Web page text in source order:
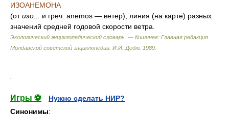
ИЗОАНЕМОНА
(отизо...
и греч. anemos — ветер), линия (на карте) разных
значений средней годовой скорости ветра.
Экологический энциклопедический словарь. — Кишинев: Главная редакция
Молдавской советской энциклопедии И.И. Дедю 1989
Игры ⚽
Нужно сделать НИР?
Синонимы: